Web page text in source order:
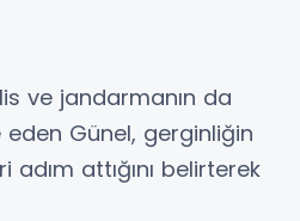
ve jandarmanın da
Günel, gerginliğin
attığını belirterek